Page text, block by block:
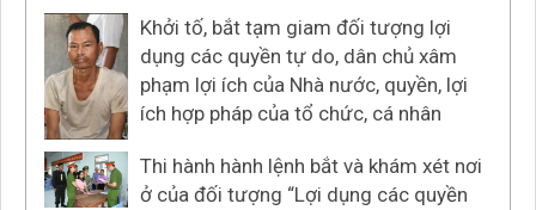
Khởi tố, bắt tạm giam đối tượng lợi
dụng các quyền tự do, dân chủ xâm
phạm lợi ích của Nhà nước, quyền, lợi
ích hợp pháp của tổ chức, cá nhân
Thi hành hành lệnh bắt và khám xét nơi
ở của đối tượng “Lợi dụng các quyền